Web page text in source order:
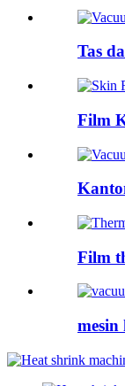
Tas
Film
Film